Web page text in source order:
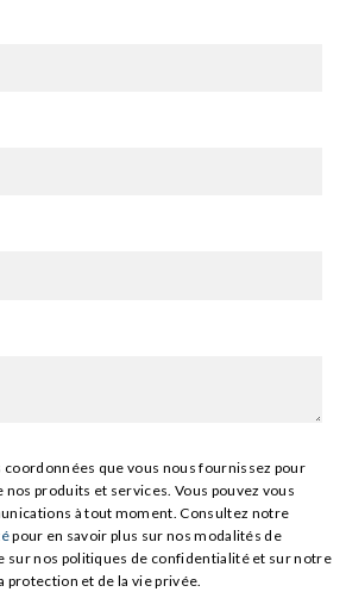
coordonnées que vous nous fournissez pour
produits et services. Vous pouvez vous
à tout moment. Consultez notre
pour en savoir plus sur nos modalités de
sur nos politiques de confidentialité et sur notre
protection et de la vie privée.